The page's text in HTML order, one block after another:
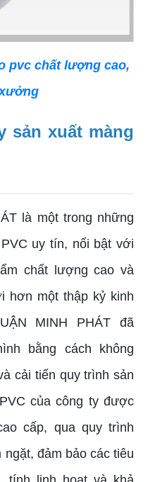
pvc chất lượng cao,
sản xuất màng
là một trong những
uy tín, nổi bật với
chất lượng cao và
hơn một thập kỷ kinh
MINH PHÁT đã
bằng cách không
cải tiến quy trình sản
của công ty được
cấp, qua quy trình
đảm bảo các tiêu